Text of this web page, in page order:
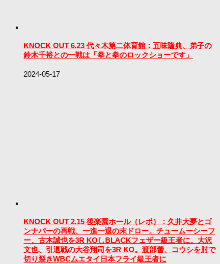
KNOCK OUT 6.23 代々木第二体育館：五味隆典、弟子の
鈴木千裕との一戦は「拳と拳のロックショーです」
2024-05-17
KNOCK OUT 2.15 後楽園ホール（レポ）：久井大夢とゴ
ンナパーの再戦、一進一退の末ドロー。チュームーシーフ
ー、古木誠也を3R KOしBLACKフェザー級王者に。大沢
文也、引退戦の大谷翔司を3R KO。渡部蕾、コウシを肘で
切り裂きWBCムエタイ日本フライ級王者に